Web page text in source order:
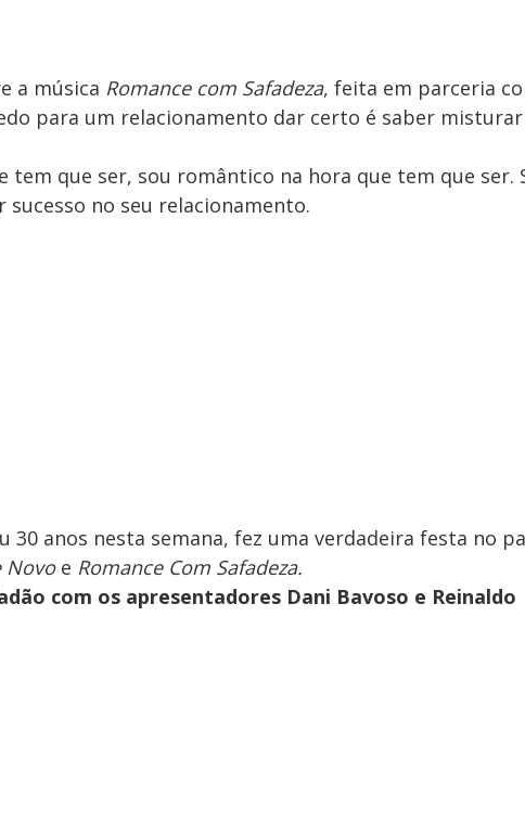
a música Romance com Safadeza, feita em parceria
para um relacionamento dar certo é saber misturar
tem que ser, sou romântico na hora que tem que ser.
no seu relacionamento.
30 anos nesta semana, fez uma verdadeira festa no
Novoe Romance Com Safadeza.
com os apresentadores Dani Bavoso e Reinaldo